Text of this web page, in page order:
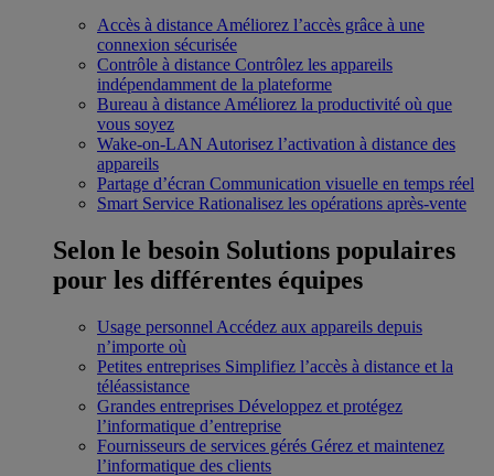
Accès à distance Améliorez l’accès grâce à une
connexion sécurisée
Contrôle à distance Contrôlez les appareils
indépendamment de la plateforme
Bureau à distance Améliorez la productivité où que
vous soyez
Wake-on-LAN Autorisez l’activation à distance des
appareils
Partage d’écran Communication visuelle en temps réel
Smart Service Rationalisez les opérations après-vente
Selon le besoin Solutions populaires
pour les différentes équipes
Usage personnel Accédez aux appareils depuis
n’importe où
Petites entreprises Simplifiez l’accès à distance et la
téléassistance
Grandes entreprises Développez et protégez
l’informatique d’entreprise
Fournisseurs de services gérés Gérez et maintenez
l’informatique des clients